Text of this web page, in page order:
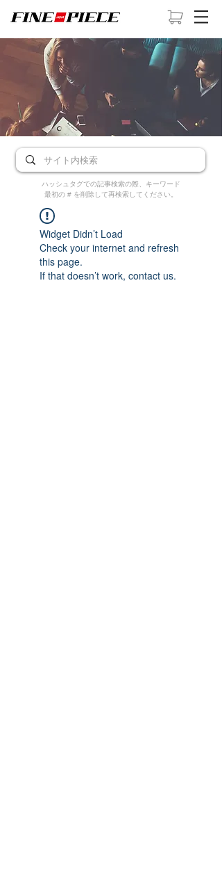
ハッシュタグでの記事検索の際、キーワード
最初の # を削除して再検索してください。
Widget Didn’t Load
Check your internet and refresh
this page.
If that doesn’t work, contact us.